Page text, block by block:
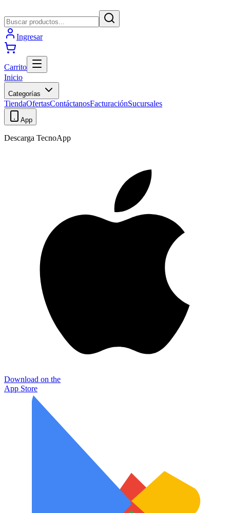
Ingresar
Carrito
Inicio
Categorías
TiendaOfertasContáctanosFacturaciónSucursales
App
Descarga TecnoApp
Download on the
App Store